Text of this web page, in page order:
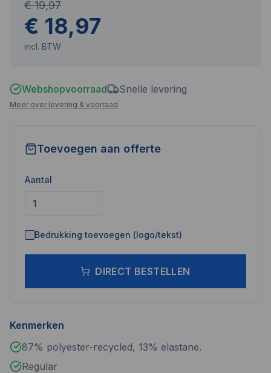
€ 19,97
€ 18,97
incl. BTW
Webshopvoorraad Snelle levering
Meer over levering & voorraad
Toevoegen aan offerte
Aantal
Bedrukking toevoegen (logo/tekst)
DIRECT BESTELLEN
Kenmerken
87% polyester-recycled, 13% elastane.
Regular